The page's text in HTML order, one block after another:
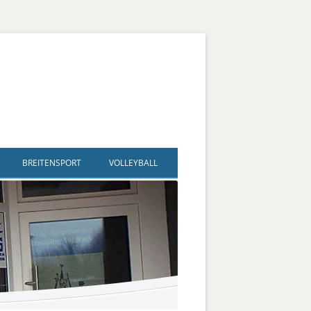
Sport – SAG Inklusiver
Jugendgruppe
Kanugruppe
BREITENSPORT
Volleyball
Fußballtennis
Flip Flops
Vertikaltuch / Luftakrobatik
Kegeln
VOLLEYBALL
Spielplan + Ergebnisse
Trainingszeiten
Bezirksliga männlich
Jugend männlich U 18 + U20
Jugend männlich U 16